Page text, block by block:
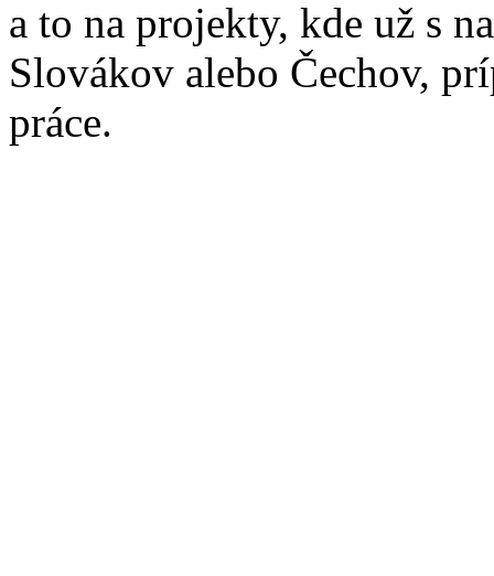
a to na projekty, kde už s
Slovákov alebo Čechov,
práce.